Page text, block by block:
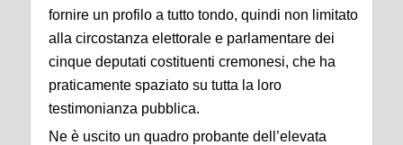
fornire un profilo a tutto tondo, quindi non limitato
alla circostanza elettorale e parlamentare dei
cinque deputati costituenti cremonesi, che ha
praticamente spaziato su tutta la loro
testimonianza pubblica.
Ne è uscito un quadro probante dell’elevata